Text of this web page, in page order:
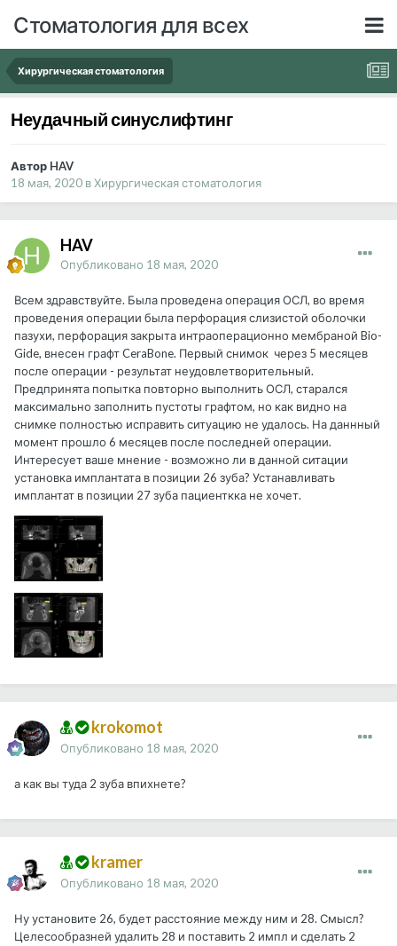
Стоматология для всех
Хирургическая стоматология
Неудачный синуслифтинг
Автор HAV
18 мая, 2020 вХирургическая стоматология
HAV
Опубликовано 18 мая, 2020
Всем здравствуйте. Была проведена операция ОСЛ, во время
проведения операции была перфорация слизистой оболочки
пазухи, перфорация закрыта интраоперационно мембраной Bio-
Gide, внесен графт CeraBone. Первый снимок через 5 месяцев
после операции - результат неудовлетворительный.
Предпринята попытка повторно выполнить ОСЛ, старался
максимально заполнить пустоты графтом, но как видно на
снимке полностью исправить ситуацию не удалось. На даннный
момент прошло 6 месяцев после последней операции.
Интересует ваше мнение - возможно ли в данной ситации
установка имплантата в позиции 26 зуба? Устанавливать
имплантат в позиции 27 зуба пациенткка не хочет.
krokomot
Опубликовано 18 мая, 2020
а как вы туда 2 зуба впихнете?
kramer
Опубликовано 18 мая, 2020
Ну установите 26, будет расстояние между ним и 28. Смысл?
Целесообразней удалить 28 и поставить 2 импл и сделать 2